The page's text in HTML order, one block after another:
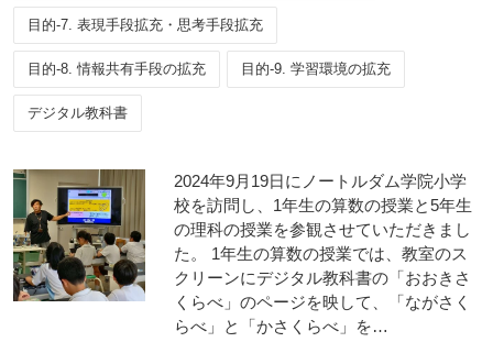
目的-7. 表現手段拡充・思考手段拡充
目的-8. 情報共有手段の拡充 目的-9. 学習環境の拡充
デジタル教科書
2024年9月19日にノートルダム学院小学
校を訪問し、1年生の算数の授業と5年生
の理科の授業を参観させていただきまし
た。 1年生の算数の授業では、教室のス
クリーンにデジタル教科書の「おおきさ
くらべ」のページを映して、「ながさく
らべ」と「かさくらべ」を…